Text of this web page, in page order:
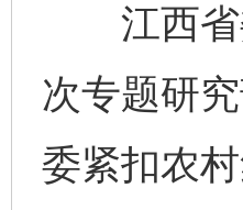
江西省委
次专题研
委紧扣农